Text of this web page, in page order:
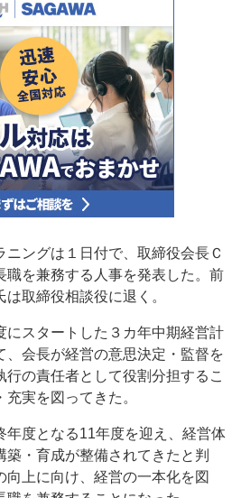
ングは１日付で、取締役会長Ｃ
職を兼務する人事を発表した。前
取締役相談役に退く。
スタートした３カ年中期経営計
、会長が経営の意思決定・監督を
の責任者として役割分担するこ
実を図ってきた。
度となる11年度を迎え、経営体
・育成が整備されてきたと判
向上に向け、経営の一本化を図